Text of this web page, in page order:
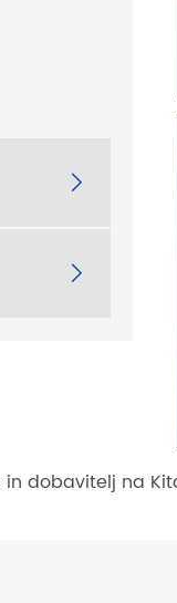


dobavitelj na